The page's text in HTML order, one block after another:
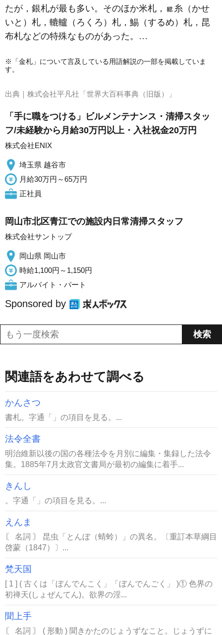
たが，銀札が最も多い。そのほか米札，
糸（かせ
いと）札，轆轤（ろくろ）札，鯣（するめ）札，昆
布札などの特殊なものがあった。…
※「金札」について言及している用語解説の一部を掲載していま
す。
出典｜ 株式会社平凡社「世界大百科事典（旧版）」
「手に職をつける」ビルメンテナンス・清掃スタッ
フ/未経験から月給30万円以上・入社祝金20万円
株式会社ENIX
埼玉県 越谷市
月給30万円～65万円
正社員
岡山市北区青江での施設内日常清掃スタッフ
株式会社サントップ
岡山県 岡山市
時給1,100円～1,150円
アルバイト・パート
Sponsored by
関連語をあわせて調べる
かんさつ
書札。字通「」の項目を見る。...
法令全書
明治維新以後の国の各種法令を月別に編集・集録した法令
集。1885年7月太政官文書局が最初の編集に着手...
きんし
。字通「」の項目を見る。...
えんま
〘 名詞 〙 昆虫「とんぼ（蜻蛉）」の異名。〔重訂本草綱目
啓蒙（1847）〕...
梵天国
[ 1 ] ( 古くは「ぼんでんこく」「ぼんでんごく」 )① 色界の
初禅天(しょぜんてん)。欲界の淫...
聞上手
〘 名詞 〙 ( 形動 ) 聞きかたのじょうずなこと。じょうずに